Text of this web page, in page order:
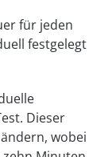
für jeden
festgelegt
Dieser
wobei